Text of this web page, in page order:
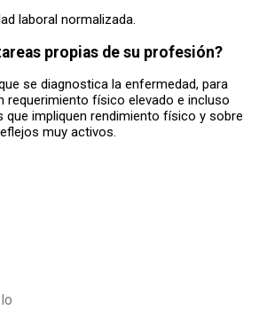
laboral normalizada.
propias de su profesión?
se diagnostica la enfermedad, para
requerimiento físico elevado e incluso
impliquen rendimiento físico y sobre
muy activos.